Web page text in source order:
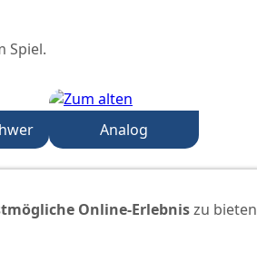
Spiel.
Analog
& Suchmaschinenoptimierung SEO
Online-Erlebniszu